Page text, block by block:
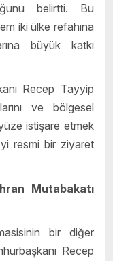
belirtti. Bu
iki ülke refahına
büyük katkı
Recep Tayyip
ve bölgesel
istişare etmek
resmi bir ziyaret
Mutabakatı
bir diğer
Recep